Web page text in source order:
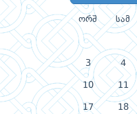
ორშ სამ
3 4
10 11
17 18